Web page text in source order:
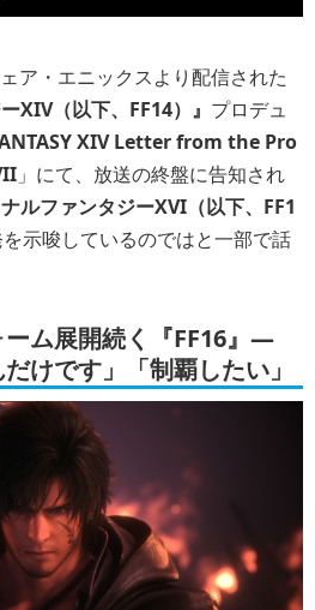
ア・エニックスより配信された
XIV（以下、FF14）』 プロデュ
XIV Letter from the Pro
」にて、放送の終盤に告知され
ナルファンタジーXVI（以下、FF1
示唆しているのではと一部で話
ム展開続く『FF16』―
けです」「制覇したい」